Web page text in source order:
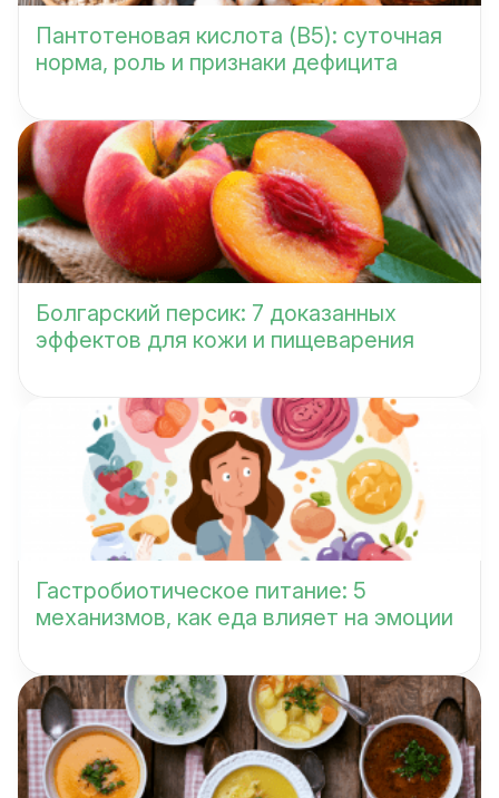
Пантотеновая кислота (B5): суточная
норма, роль и признаки дефицита
Болгарский персик: 7 доказанных
эффектов для кожи и пищеварения
Гастробиотическое питание: 5
механизмов, как еда влияет на эмоции